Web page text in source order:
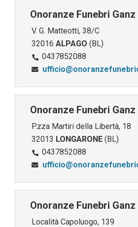
Onoranze Funebri Ganz
V. G. Matteotti, 38/C
32016 ALPAGO (BL)
0437852088
Onoranze Funebri Ganz
P.zza Martiri della Libertà, 18
32013 LONGARONE (BL)
0437852088
Onoranze Funebri Ganz
Località Capoluogo, 139